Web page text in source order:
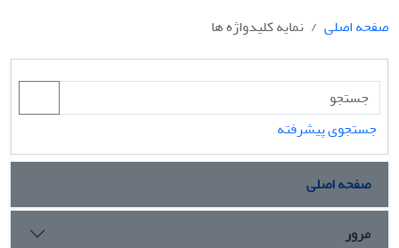
صفحه اصلی نمایه کلیدواژه ها
جستجوی پیشرفته
صفحه اصلی
مرور